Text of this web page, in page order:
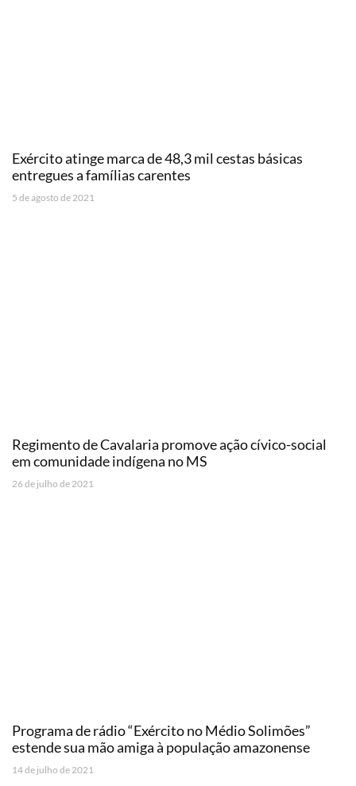
Exército atinge marca de 48,3 mil cestas básicas
entregues a famílias carentes
5 de agosto de 2021
Regimento de Cavalaria promove ação cívico-social
em comunidade indígena no MS
26 de julho de 2021
Programa de rádio “Exército no Médio Solimões”
estende sua mão amiga à população amazonense
14 de julho de 2021